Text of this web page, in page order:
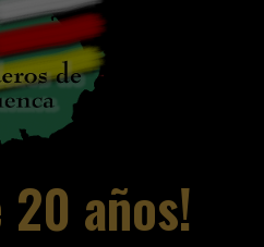
20 años!